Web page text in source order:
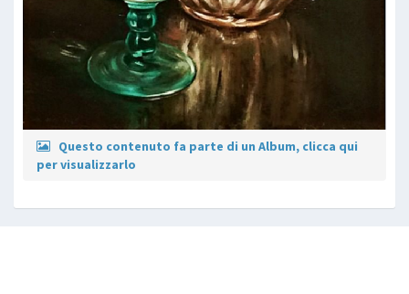
Questo contenuto fa parte di un Album, clicca qui
per visualizzarlo